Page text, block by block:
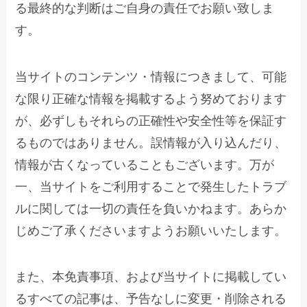
る最終的な判断はご自身の責任でお願い致しま
す。
当サイトのコンテンツ・情報につきまして、可能
な限り正確な情報を掲載するよう努めております
が、必ずしもそれらの正確性や安全性等を保証す
るものではありません。誤情報が入り込んだり、
情報が古くなっていることもございます。万が
一、当サイトをご利用することで発生したトラブ
ルに関しては一切の責任を負いかねます。あらか
じめご了承くださいますようお願いいたします。
また、本免責事項、および当サイトに掲載してい
るすべての記事は、予告なしに変更・削除される